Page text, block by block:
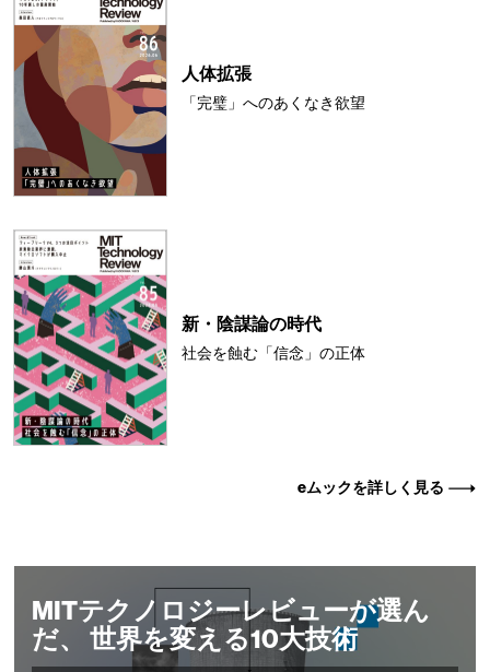
人体拡張
「完璧」へのあくなき欲望
新・陰謀論の時代
社会を蝕む「信念」の正体
eムックを詳しく見る
MITテクノロジーレビューが選ん
だ、 世界を変える10大技術